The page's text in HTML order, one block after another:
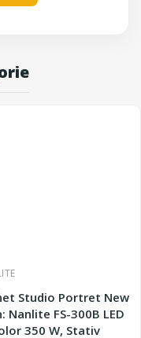
Studio Portret New
Nanlite FS-300B LED
350 W, Stativ